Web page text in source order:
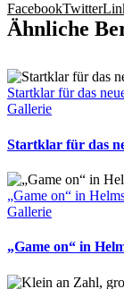
FacebookTwitter
Ähnliche
Startklar für das
Gallerie
Startklar für das
„Game on“ in
Gallerie
„Game on“ in